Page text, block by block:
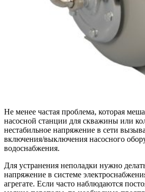
Не менее частая проблема, которая
насосной станции для скважины или
нестабильное напряжение в сети
включения/выключения насосного
водоснабжения.
Для устранения неполадки нужно
напряжение в системе
агрегате. Если часто наблюдаются